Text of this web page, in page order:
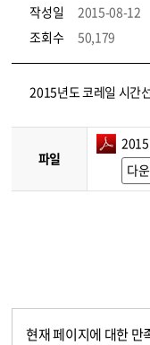
작성일
2015-08-12
조회수
50,179
코레일소개_경영공시_채용공고 상세보기 – 내용, 파일, 담당자 연락처로 구성
2015년도 코레일 시간
파일
다
현재 페이지에 대한 만